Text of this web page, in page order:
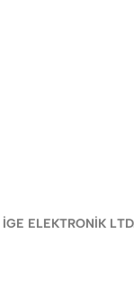
İGE ELEKTRONİK